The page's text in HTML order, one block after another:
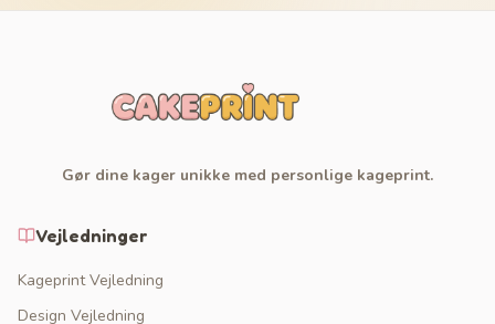
Gør dine kager unikke med personlige kageprint.
Vejledninger
Kageprint Vejledning
Design Vejledning